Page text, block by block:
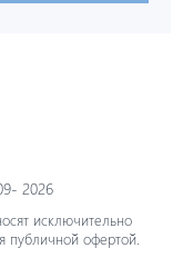
2026
исключительно
публичной офертой.